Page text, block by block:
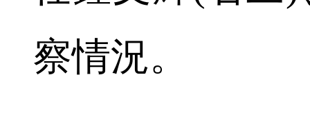
察情況。